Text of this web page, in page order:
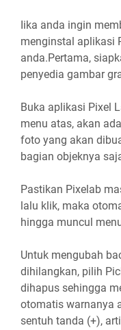
Iika anda ingin
menginstal aplikasi
anda.Pertama,
penyedia gambar
Buka aplikasi Pixel
menu atas, akan
foto yang akan
bagian objeknya
Pastikan Pixelab
lalu klik, maka
hingga muncul
Untuk mengubah
dihilangkan, pilih
dihapus sehingga
otomatis warnanya
sentuh tanda (+),